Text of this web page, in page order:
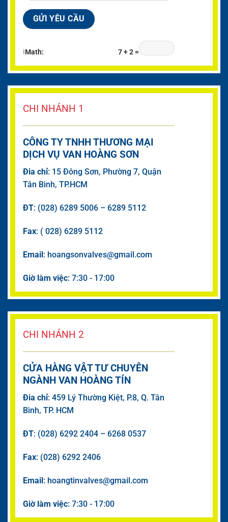
ℹMath: 7 + 2 =
CHI NHÁNH 1
CÔNG TY TNHH THƯƠNG MẠI
DỊCH VỤ VAN HOÀNG SƠN
Đia chỉ: 15 Đông Sơn, Phường 7, Quận
Tân Bình, TP.HCM
ĐT: (028) 6289 5006 – 6289 5112
Fax: ( 028) 6289 5112
Email: hoangsonvalves@gmail.com
Giờ làm việc: 7:30 - 17:00
CHI NHÁNH 2
CỬA HÀNG VẬT TƯ CHUYÊN
NGÀNH VAN HOÀNG TÍN
Đia chỉ: 459 Lý Thường Kiệt, P.8, Q. Tân
Bình, TP. HCM
ĐT: (028) 6292 2404 – 6268 0537
Fax: (028) 6292 2406
Email: hoangtinvalves@gmail.com
Giờ làm việc: 7:30 - 17:00